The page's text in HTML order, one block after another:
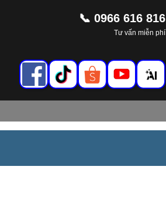
📞 0966 616 816
Tư vấn miễn phí